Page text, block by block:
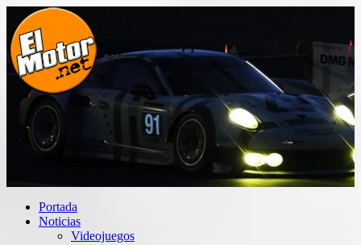
Saltar
contenido
El Motor punto Net
Información sobre novedades y pruebas de Automóviles
Portada
Noticias
Videojuegos